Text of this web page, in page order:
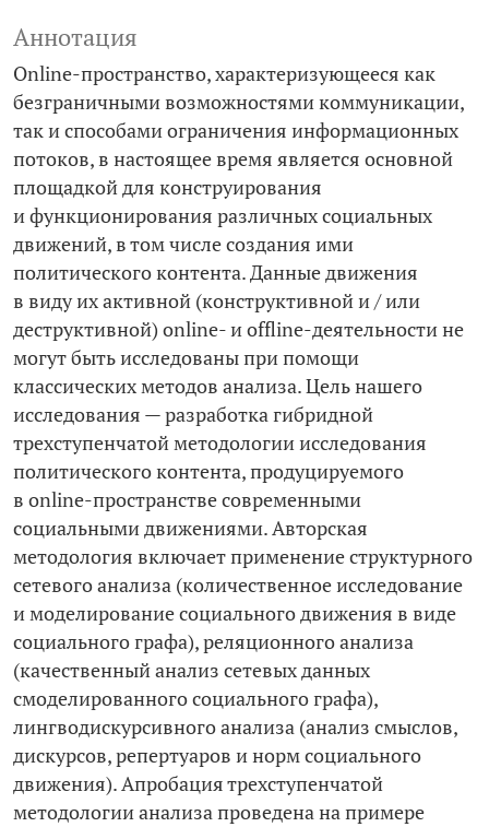
Аннотация
Online-пространство, характеризующееся как
безграничными возможностями коммуникации,
так и способами ограничения информационных
потоков, в настоящее время является основной
площадкой для конструирования
и функционирования различных социальных
движений, в том числе создания ими
политического контента. Данные движения
в виду их активной (конструктивной и / или
деструктивной) online- и offline-деятельности не
могут быть исследованы при помощи
классических методов анализа. Цель нашего
исследования — разработка гибридной
трехступенчатой методологии исследования
политического контента, продуцируемого
в online-пространстве современными
социальными движениями. Авторская
методология включает применение структурного
сетевого анализа (количественное исследование
и моделирование социального движения в виде
социального графа), реляционного анализа
(качественный анализ сетевых данных
смоделированного социального графа),
лингводискурсивного анализа (анализ смыслов,
дискурсов, репертуаров и норм социального
движения). Апробация трехступенчатой
методологии анализа проведена на примере